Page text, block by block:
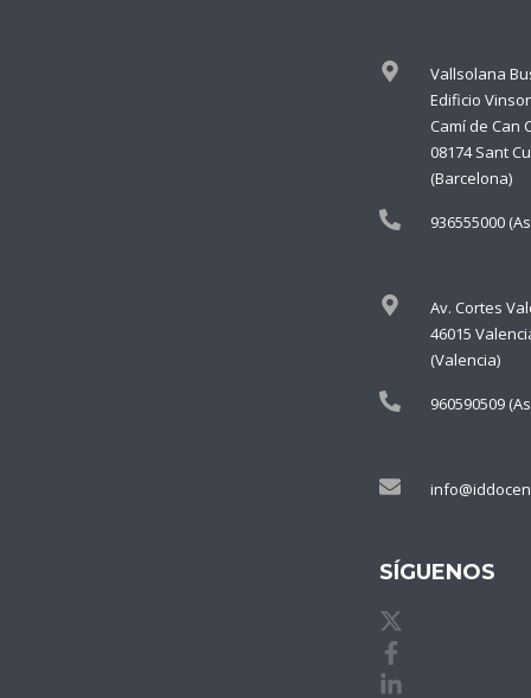
Vallsolana
Edificio
Camí de Can
08174 Sant
(Barcelona)
936555000
Av. Cortes
46015
(Valencia)
960590509
SÍGUENOS